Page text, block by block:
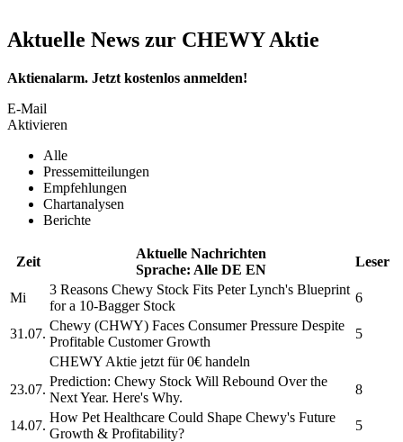
Aktuelle News zur CHEWY Aktie
Aktienalarm. Jetzt kostenlos anmelden!
E-Mail
Aktivieren
Alle
Pressemitteilungen
Empfehlungen
Chartanalysen
Berichte
Zeit
Aktuelle Nachrichten
Sprache: Alle DE EN
Leser
Mi
3 Reasons Chewy Stock Fits Peter Lynch's Blueprint
for a 10-Bagger Stock
6
31.07.
Chewy (CHWY) Faces Consumer Pressure Despite
Profitable Customer Growth
5
CHEWY Aktie jetzt für 0€ handeln
23.07.
Prediction: Chewy Stock Will Rebound Over the
Next Year. Here's Why.
8
14.07.
How Pet Healthcare Could Shape Chewy's Future
Growth & Profitability?
5